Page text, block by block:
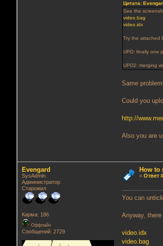
Цитата:
See the
video.bag
video.idx
Try the attached
UPD: finally one
UPD2: merging
Same
Could you
http://
Also you are
Evengard
SysAdmin
Администратор
Старожил
Карма: 186
Оффлайн
Сообщений: 2729
How to
« Ответ
You can
Anyway,
video.idx
video.bag